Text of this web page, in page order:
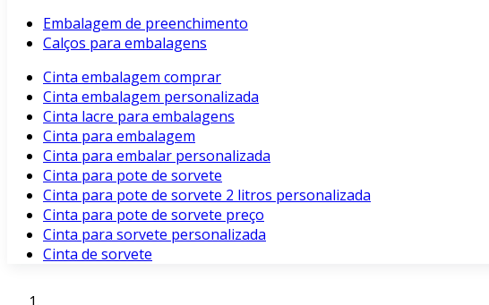
Embalagem de preenchimento
Calços para embalagens
Cinta embalagem comprar
Cinta embalagem personalizada
Cinta lacre para embalagens
Cinta para embalagem
Cinta para embalar personalizada
Cinta para pote de sorvete
Cinta para pote de sorvete 2 litros personalizada
Cinta para pote de sorvete preço
Cinta para sorvete personalizada
Cinta de sorvete